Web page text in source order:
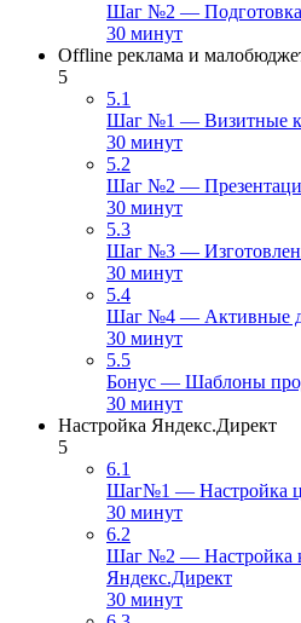
Шаг №2 — Подготовка
30 минут
Offline реклама и
5
5.1
Шаг №1 — Визитные
30 минут
5.2
Шаг №2 —
30 минут
5.3
Шаг №3 —
30 минут
5.4
Шаг №4 — Активные
30 минут
5.5
Бонус — Шаблоны
30 минут
Настройка Яндекс.Директ
5
6.1
Шаг№1 — Настройка
30 минут
6.2
Шаг №2 — Настройка
Яндекс.Директ
30 минут